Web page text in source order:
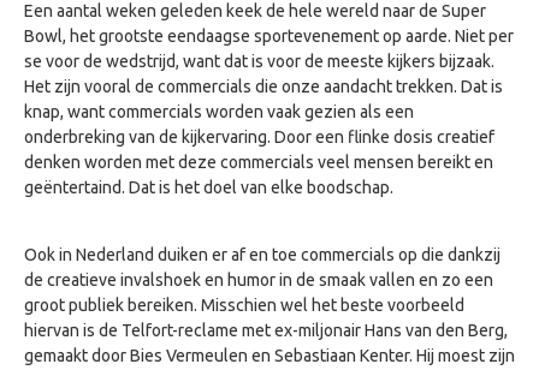
Een aantal weken geleden keek de hele wereld naar de Super
Bowl, het grootste eendaagse sportevenement op aarde. Niet per
se voor de wedstrijd, want dat is voor de meeste kijkers bijzaak.
Het zijn vooral de commercials die onze aandacht trekken. Dat is
knap, want commercials worden vaak gezien als een
onderbreking van de kijkervaring. Door een flinke dosis creatief
denken worden met deze commercials veel mensen bereikt en
geëntertaind. Dat is het doel van elke boodschap.
Ook in Nederland duiken er af en toe commercials op die dankzij
de creatieve invalshoek en humor in de smaak vallen en zo een
groot publiek bereiken. Misschien wel het beste voorbeeld
hiervan is de Telfort-reclame met ex-miljonair Hans van den Berg,
gemaakt door Bies Vermeulen en Sebastiaan Kenter. Hij moest zijn